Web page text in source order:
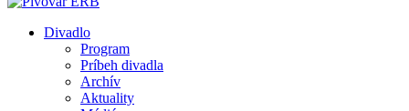
Divadlo
Program
Príbeh divadla
Archív
Aktuality